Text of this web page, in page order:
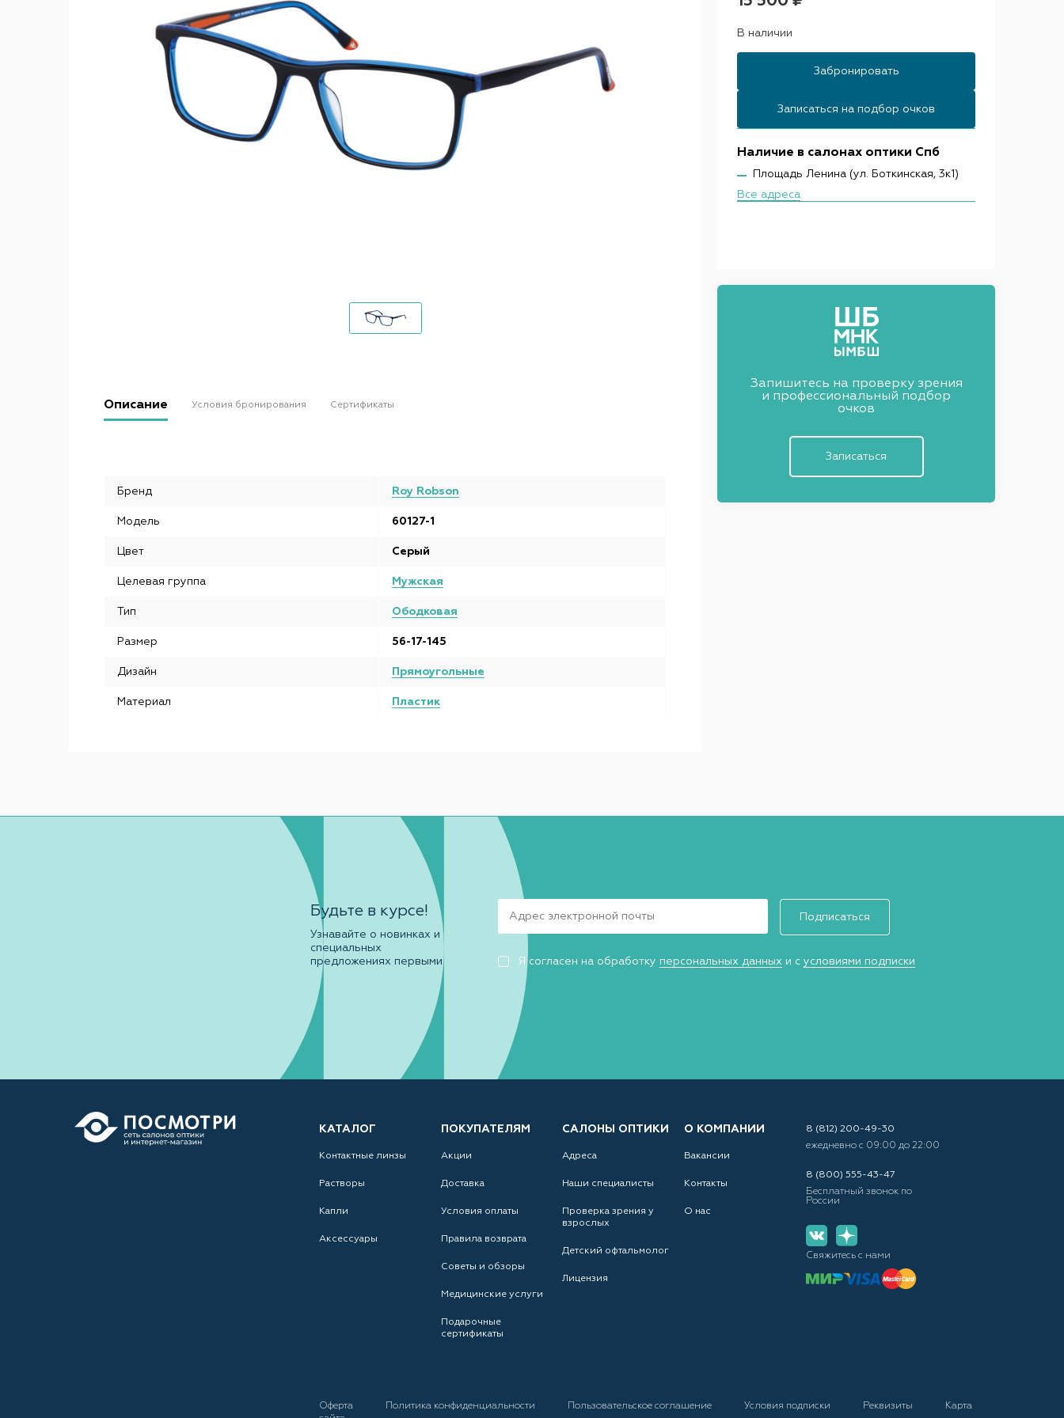
Описание Условия бронирования Сертификаты
Бренд Roy Robson
Модель 60127-1
Цвет Серый
Целевая группа Мужская
Тип Ободковая
Размер 56-17-145
Дизайн Прямоугольные
Материал Пластик
В наличии
Забронировать
Записаться на подбор очков
Наличие в салонах оптики Спб
Площадь Ленина (ул. Боткинская, 3к1)
Все адреса
Запишитесь на проверку зрения
и профессиональный подбор
очков
Записаться
Будьте в курсе!
Узнавайте о новинках и
специальных
предложениях первыми
Подписаться
Я согласен на обработку персональных данных и с условиями подписки
КАТАЛОГ
Контактные линзы
Растворы
Капли
Аксессуары
ПОКУПАТЕЛЯМ
Акции
Доставка
Условия оплаты
Правила возврата
Советы и обзоры
Медицинские услуги
Подарочные
сертификаты
САЛОНЫ ОПТИКИ
Адреса
Наши специалисты
Проверка зрения у
взрослых
Детский офтальмолог
Лицензия
О КОМПАНИИ
Вакансии
Контакты
О нас
8 (812) 200-49-30
ежедневно с 09:00 до 22:00
8 (800) 555-43-47
Бесплатный звонок по
России
Свяжитесь с нами
Оферта Политика конфиденциальности Пользовательское соглашение Условия подписки Реквизиты
Карта